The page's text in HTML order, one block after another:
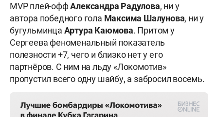
MVP плей-оффАлександра Радулова, ни у
автора победного гола Максима Шалунова, ни у
бугульминца Артура Каюмова. Притом у
Сергеева феноменальный показатель
полезности +7, чего и близко нет у его
партнёров. С ним на льду «Локомотив»
пропустил всего одну шайбу, а забросил восемь.